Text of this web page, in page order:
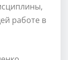
работе в